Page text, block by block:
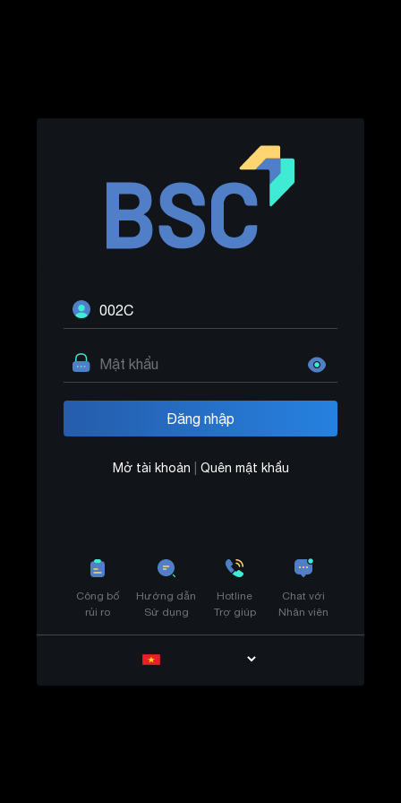
Mở tài khoản Quên mật khẩu
Công bố
rủi ro
Hướng dẫn
Sử dụng
Hotline
Trợ giúp
Chat với
Nhân viên